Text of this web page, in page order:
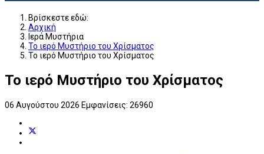
Βρίσκεστε εδώ:
Αρχική
Ιερά Μυστήρια
Το ιερό Μυστήριο του Χρίσματος
Το ιερό Μυστήριο του Χρίσματος
Το ιερό Μυστήριο του Χρίσματος
06 Αυγούστου 2026 Εμφανίσεις: 26960